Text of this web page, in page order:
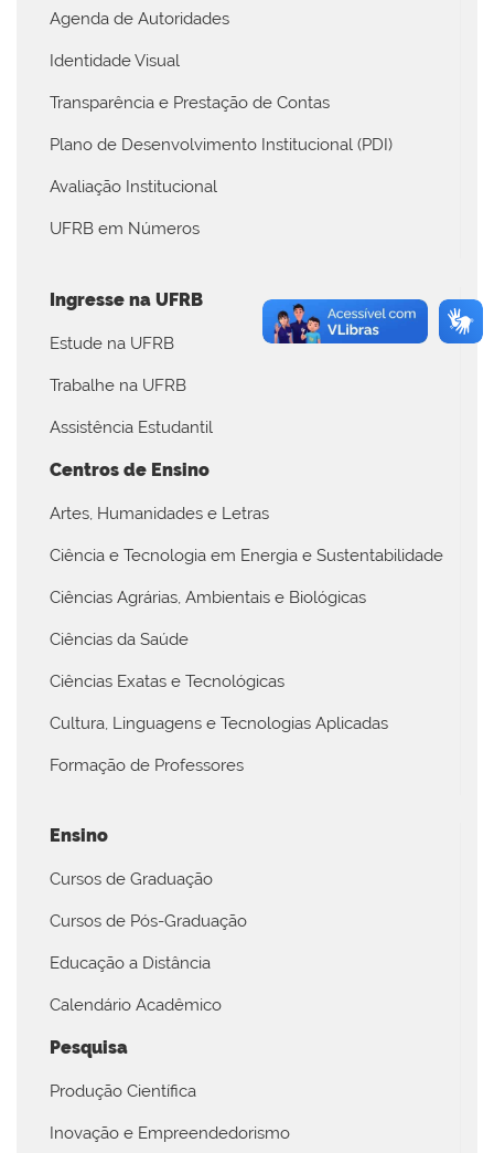
Agenda de Autoridades
Identidade Visual
Transparência e Prestação de Contas
Plano de Desenvolvimento Institucional (PDI)
Avaliação Institucional
UFRB em Números
Ingresse na UFRB
Estude na UFRB
Trabalhe na UFRB
Assistência Estudantil
Centros de Ensino
Artes, Humanidades e Letras
Ciência e Tecnologia em Energia e Sustentabilidade
Ciências Agrárias, Ambientais e Biológicas
Ciências da Saúde
Ciências Exatas e Tecnológicas
Cultura, Linguagens e Tecnologias Aplicadas
Formação de Professores
Ensino
Cursos de Graduação
Cursos de Pós-Graduação
Educação a Distância
Calendário Acadêmico
Pesquisa
Produção Científica
Inovação e Empreendedorismo